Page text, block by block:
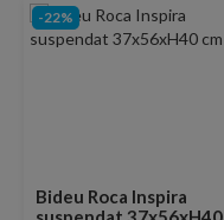
-22%
Bideu Roca Inspira